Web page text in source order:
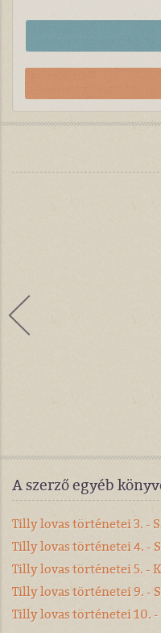
A szerző egyéb
Tilly lovas történetei 3. -
Tilly lovas történetei 4. -
Tilly lovas történetei 5. -
Tilly lovas történetei 9. -
Tilly lovas történetei 10.